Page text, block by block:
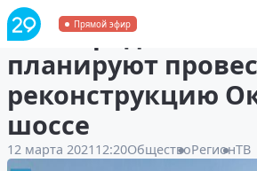
Прямой эфир
В Северодвинске
планируют
реконструкцию
шоссе
12 марта 2021 12:20ОбществоРегионТВ